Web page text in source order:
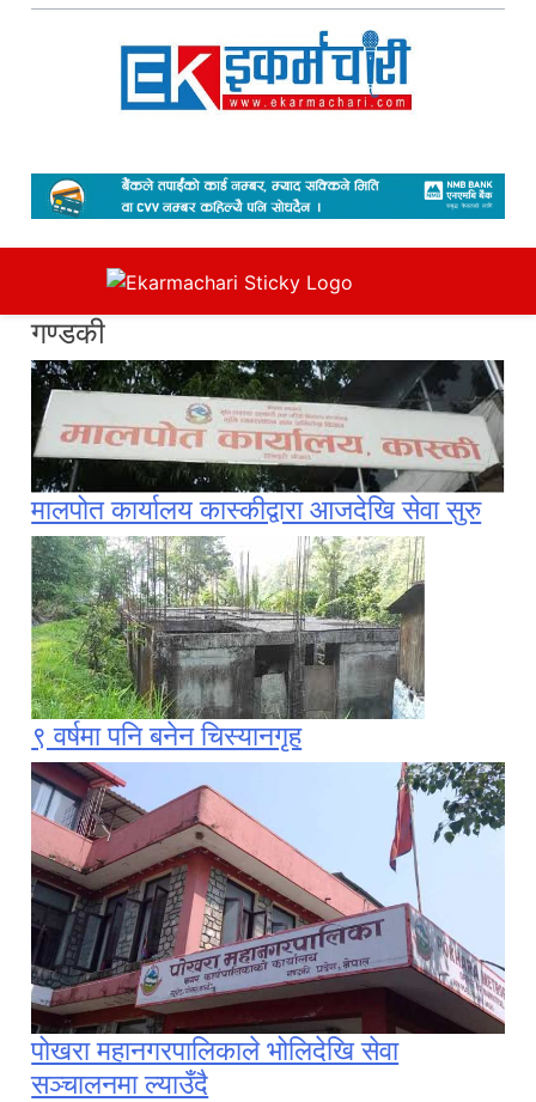
Skip
गण्डकी
मालपोत कार्यालय कास्कीद्वारा आजदेखि सेवा सुरु
९ वर्षमा पनि बनेन चिस्यानगृह
पोखरा महानगरपालिकाले भोलिदेखि सेवा
सञ्चालनमा ल्याउँदै